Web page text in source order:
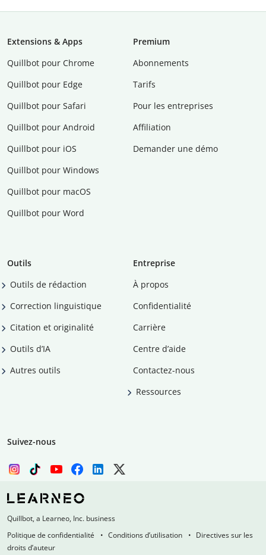
Extensions & Apps
Quillbot pour Chrome
Quillbot pour Edge
Quillbot pour Safari
Quillbot pour Android
Quillbot pour iOS
Quillbot pour Windows
Quillbot pour macOS
Quillbot pour Word
Premium
Abonnements
Tarifs
Pour les entreprises
Affiliation
Demander une démo
Outils
Outils de rédaction
Correction linguistique
Citation et originalité
Outils d’IA
Autres outils
Entreprise
À propos
Confidentialité
Carrière
Centre d’aide
Contactez-nous
Ressources
Suivez-nous
Quillbot, a Learneo, Inc. business
Politique de confidentialité
Conditions d’utilisation
Directives sur les
droits d’auteur